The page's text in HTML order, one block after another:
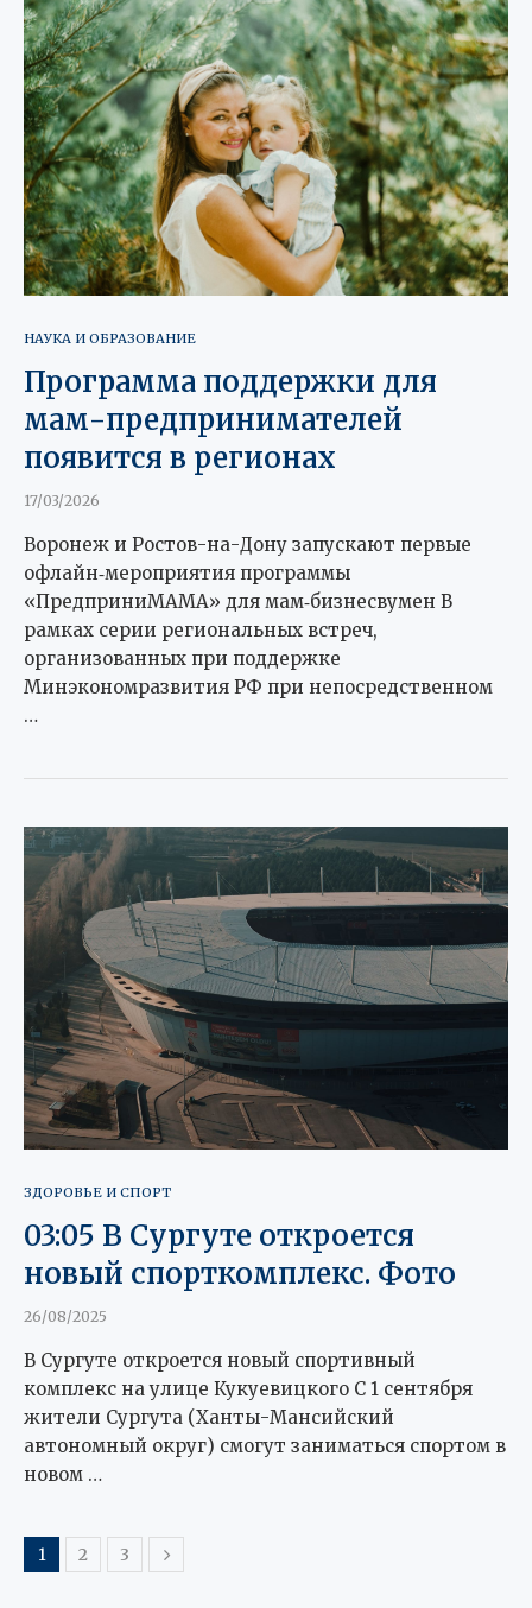
НАУКА И ОБРАЗОВАНИЕ
Программа поддержки для
мам-предпринимателей
появится в регионах
17/03/2026
Воронеж и Ростов-на-Дону запускают первые
офлайн‑мероприятия программы
«ПредприниМАМА» для мам‑бизнесвумен В
рамках серии региональных встреч,
организованных при поддержке
Минэкономразвития РФ при непосредственном
…
ЗДОРОВЬЕ И СПОРТ
03:05 В Сургуте откроется
новый спорткомплекс. Фото
26/08/2025
В Сургуте откроется новый спортивный
комплекс на улице Кукуевицкого С 1 сентября
жители Сургута (Ханты-Мансийский
автономный округ) смогут заниматься спортом в
новом …
1 2 3